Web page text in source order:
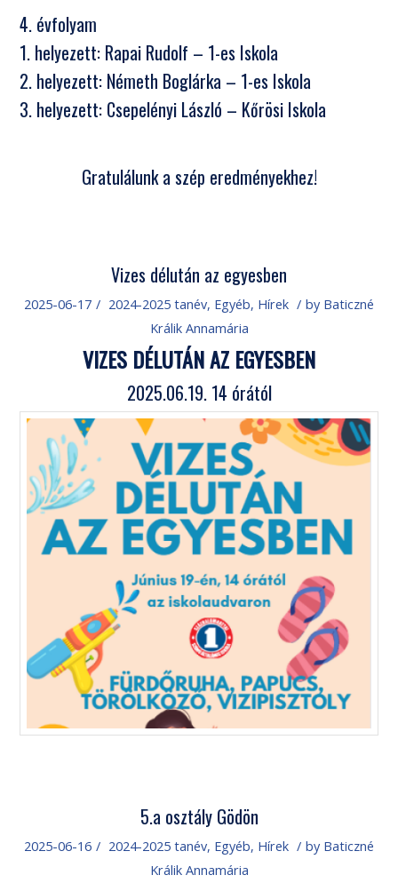
4. évfolyam
1. helyezett: Rapai Rudolf – 1-es Iskola
2. helyezett: Németh Boglárka – 1-es Iskola
3. helyezett: Csepelényi László – Kőrösi Iskola
Gratulálunk a szép eredményekhez!
Vizes délután az egyesben
2025-06-17 / 2024-2025 tanév, Egyéb, Hírek / by Baticzné
Králik Annamária
VIZES DÉLUTÁN AZ EGYESBEN
2025.06.19. 14 órától
5.a osztály Gödön
2025-06-16 / 2024-2025 tanév, Egyéb, Hírek / by Baticzné
Králik Annamária